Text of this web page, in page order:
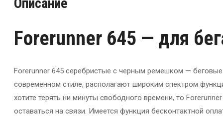
Описание
Forerunner 645 — для
Forerunner 645 серебристые с черным ремешком —
современном стиле, располагают широким спектром
хотите терять ни минуты свободного времени, то
оставаться на связи. Имеется функция бесконтактной